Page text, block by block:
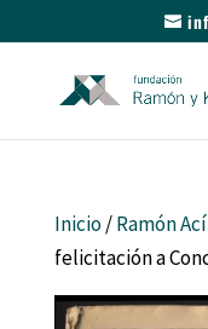
Inicio/Ramón
felicitación a